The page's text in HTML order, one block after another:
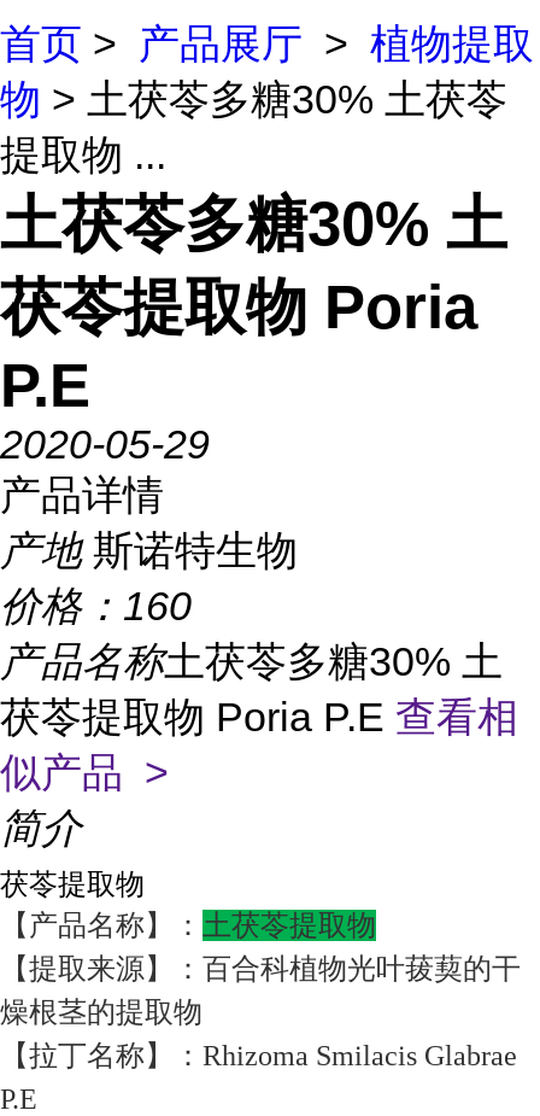
首页 > 产品展厅 > 植物提取
物 > 土茯苓多糖30% 土茯苓
提取物 ...
土茯苓多糖30% 土
茯苓提取物 Poria
P.E
2020-05-29
产品详情
产地 斯诺特生物
价格： 160
产品名称土茯苓多糖30% 土
茯苓提取物 Poria P.E 查看相
似产品 >
简介
茯苓提取物
【产品名称】： 土茯苓提取物
【提取来源】：百合科植物光叶菝葜的干
燥根茎的提取物
【拉丁名称】：Rhizoma Smilacis Glabrae
P.E